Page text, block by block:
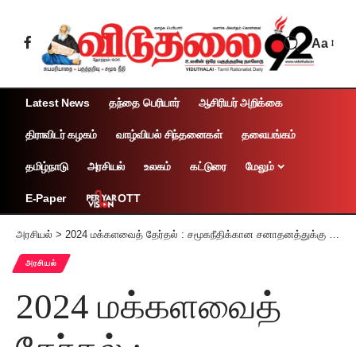
Aa
Latest News தந்தை பெரியார் ஆசிரியர் அறிக்கை
திராவிடர் கழகம் வாழ்வியல் சிந்தனைகள் தலையங்கம்
தமிழ்நாடு அரசியல் உலகம் கட்டுரை மேலும்
E-Paper OTT
அரசியல் > 2024 மக்களவைத் தேர்தல் : சமூகநீதிக்கான சனாதனத்துக்கு எதிரான சமர்க்களம் என்பதை மறவாதீர்!
அரசியல்
2024 மக்களவைத்